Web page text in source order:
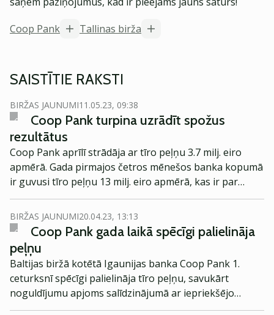
Coop Pank
Tallinas birža
SAISTĪTIE RAKSTI
BIRŽAS JAUNUMI11.05.23, 09:38
Coop Pank turpina uzrādīt spožus
rezultātus
Coop Pank aprīlī strādāja ar tīro peļņu 3.7 milj. eiro
apmērā. Gada pirmajos četros mēnešos banka kopumā
ir guvusi tīro peļņu 13 milj. eiro apmērā, kas ir par
162% vairāk nekā šajā laikā pirms gada.
BIRŽAS JAUNUMI20.04.23, 13:13
Coop Pank gada laikā spēcīgi palielināja
peļņu
Baltijas biržā kotētā Igaunijas banka Coop Pank 1.
ceturksnī spēcīgi palielināja tīro peļņu, savukārt
noguldījumu apjoms salīdzinājumā ar iepriekšējo
ceturksni ir palicis gandrīz nemainīgs.